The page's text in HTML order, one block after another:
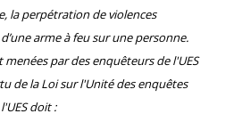
la perpétration de violences
arme à feu sur une personne.
par des enquêteurs de l'UES
de la Loi sur l'Unité des enquêtes
doit :